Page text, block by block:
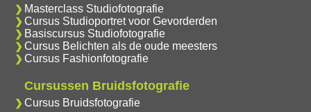
Masterclass Studiofotografie
Cursus Studioportret voor Gevorderden
Basiscursus Studiofotografie
Cursus Belichten als de oude meesters
Cursus Fashionfotografie
Cursussen Bruidsfotografie
Cursus Bruidsfotografie